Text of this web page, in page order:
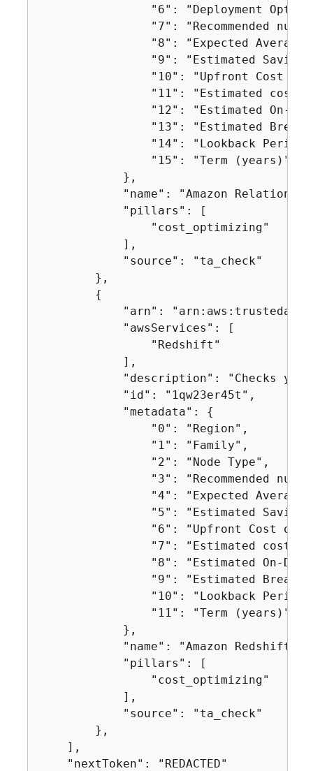
"6": "Deployment
"7": "Recommended
"8": "Expected Average
"9": "Estimated
"10": "Upfront Cost of
"11": "Estimated cost
"12": "Estimated On-
"13": "Estimated Break
"14": "Lookback Period
                "15": "Term (years)"
            },
"name": "Amazon
            "pillars": [
                "cost_optimizing"
            ],
            "source": "ta_check"
        },
{
"arn":
            "awsServices": [
                "Redshift"
            ],
"description": "Checks
            "id": "1qw23er45t",
            "metadata":
{
                "0": "Region",
                "1": "Family",
                "2": "Node Type",
"3": "Recommended
"4": "Expected Average
"5": "Estimated
"6": "Upfront Cost of
"7": "Estimated cost
"8": "Estimated On-
"9": "Estimated Break
"10": "Lookback Period
                "11": "Term (years)",
            },
"name": "Amazon Redshift
            "pillars": [
                "cost_optimizing"
            ],
            "source": "ta_check"
        },
    ],
    "nextToken": "REDACTED"